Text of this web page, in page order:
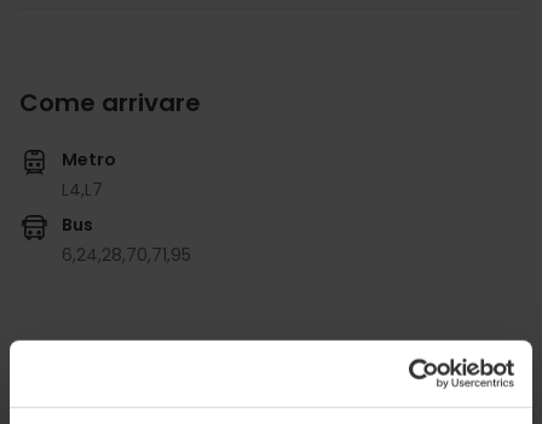
Come arrivare
Metro
L4,L7
Bus
6,24,28,70,71,95